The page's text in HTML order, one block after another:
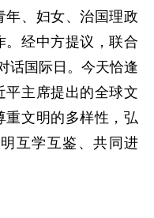
年、妇女、治国理政
。经中方提议，联合
话国际日。今天恰逢
平主席提出的全球文
重文明的多样性，弘
互学互鉴、共同进